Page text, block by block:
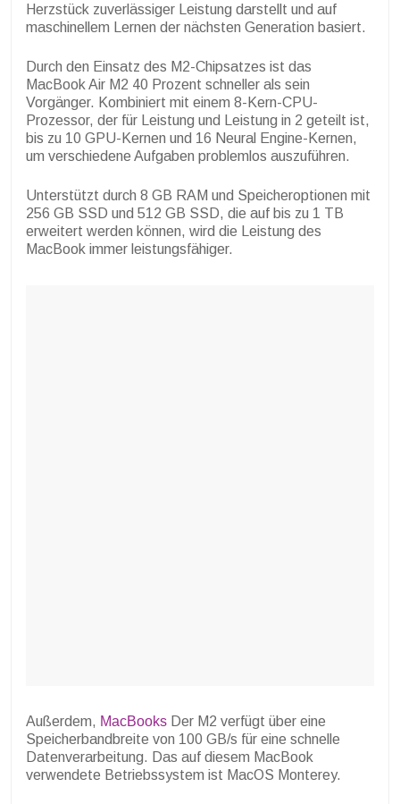
Herzstück zuverlässiger Leistung darstellt und auf
maschinellem Lernen der nächsten Generation basiert.
Durch den Einsatz des M2-Chipsatzes ist das
MacBook Air M2 40 Prozent schneller als sein
Vorgänger. Kombiniert mit einem 8-Kern-CPU-
Prozessor, der für Leistung und Leistung in 2 geteilt ist,
bis zu 10 GPU-Kernen und 16 Neural Engine-Kernen,
um verschiedene Aufgaben problemlos auszuführen.
Unterstützt durch 8 GB RAM und Speicheroptionen mit
256 GB SSD und 512 GB SSD, die auf bis zu 1 TB
erweitert werden können, wird die Leistung des
MacBook immer leistungsfähiger.
Außerdem, MacBooks Der M2 verfügt über eine
Speicherbandbreite von 100 GB/s für eine schnelle
Datenverarbeitung. Das auf diesem MacBook
verwendete Betriebssystem ist MacOS Monterey.